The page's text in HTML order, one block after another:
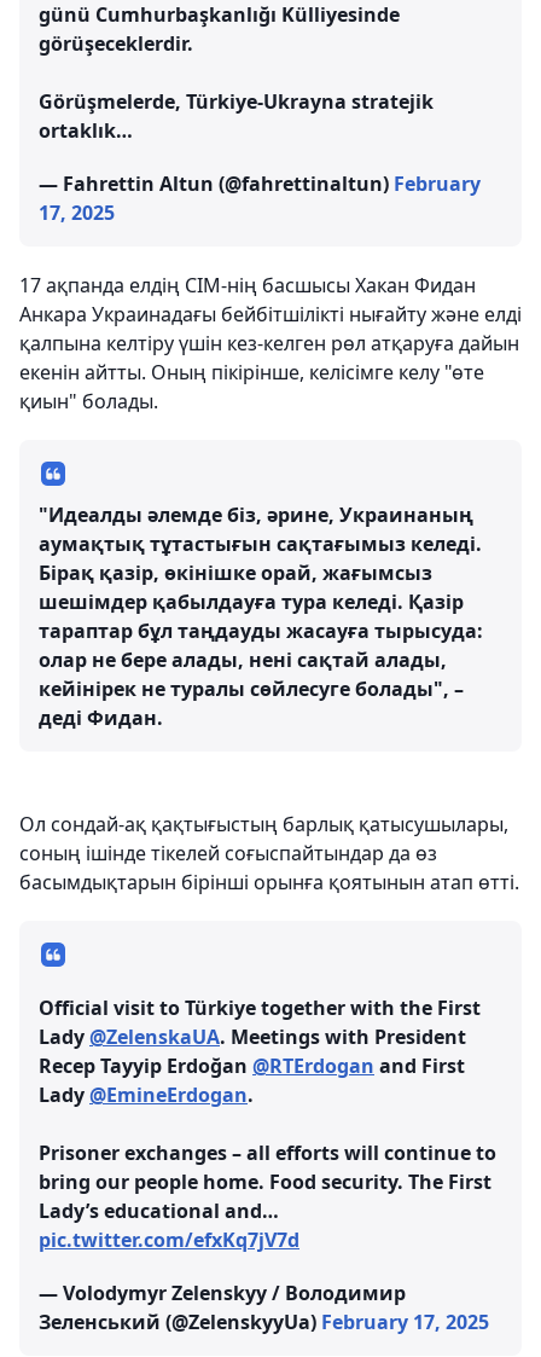
günü Cumhurbaşkanlığı Külliyesinde
görüşeceklerdir.
Görüşmelerde, Türkiye-Ukrayna stratejik
ortaklık…
— Fahrettin Altun (@fahrettinaltun) February
17, 2025
17 ақпанда елдің СІМ-нің басшысы Хакан Фидан
Анкара Украинадағы бейбітшілікті нығайту және елді
қалпына келтіру үшін кез-келген рөл атқаруға дайын
екенін айтты. Оның пікірінше, келісімге келу "өте
қиын" болады.
"Идеалды әлемде біз, әрине, Украинаның
аумақтық тұтастығын сақтағымыз келеді.
Бірақ қазір, өкінішке орай, жағымсыз
шешімдер қабылдауға тура келеді. Қазір
тараптар бұл таңдауды жасауға тырысуда:
олар не бере алады, нені сақтай алады,
кейінірек не туралы сөйлесуге болады", –
деді Фидан.
Ол сондай-ақ қақтығыстың барлық қатысушылары,
соның ішінде тікелей соғыспайтындар да өз
басымдықтарын бірінші орынға қоятынын атап өтті.
Official visit to Türkiye together with the First
Lady@ZelenskaUA. Meetings with President
Recep Tayyip Erdoğan @RTErdogan and First
Lady@EmineErdogan.
Prisoner exchanges – all efforts will continue to
bring our people home. Food security. The First
Lady’s educational and…
pic.twitter.com/efxKq7jV7d
— Volodymyr Zelenskyy / Володимир
Зеленський (@ZelenskyyUa) February 17, 2025